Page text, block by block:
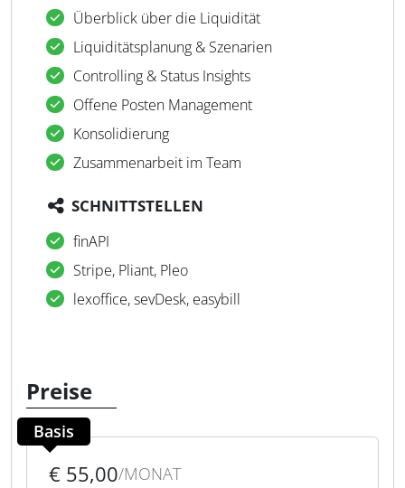
Überblick über die Liquidität
Liquiditätsplanung & Szenarien
Controlling & Status Insights
Offene Posten Management
Konsolidierung
Zusammenarbeit im Team
SCHNITTSTELLEN
finAPI
Stripe, Pliant, Pleo
lexoffice, sevDesk, easybill
Preise
Basis
€ 55,00/MONAT